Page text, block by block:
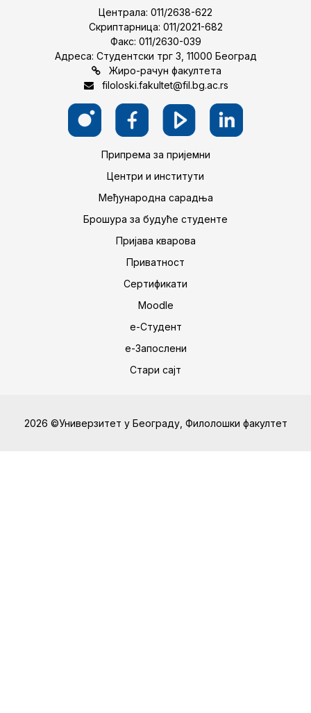
Централа: 011/2638-622
Скриптарница: 011/2021-682
Факс: 011/2630-039
Адреса: Студентски трг 3, 11000 Београд
Жиро-рачун факултета
filoloski.fakultet@fil.bg.ac.rs
Припрема за пријемни
Центри и институти
Међународна сарадња
Брошура за будуће студенте
Пријава кварова
Приватност
Сертификати
Moodle
е-Студент
е-Запослени
Стари сајт
2026 ©Универзитет у Београду, Филолошки факултет